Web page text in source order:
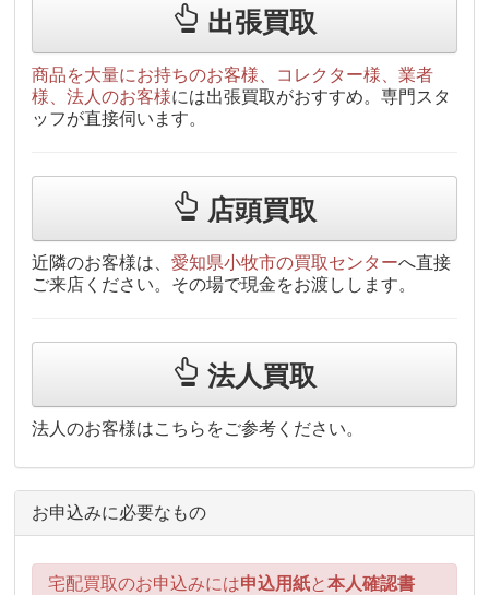
出張買取
商品を大量にお持ちのお客様、コレクター様、業者
様、法人のお客様には出張買取がおすすめ。専門スタ
ッフが直接伺います。
店頭買取
近隣のお客様は、愛知県小牧市の買取センターへ直接
ご来店ください。その場で現金をお渡しします。
法人買取
法人のお客様はこちらをご参考ください。
お申込みに必要なもの
宅配買取のお申込みには申込用紙と本人確認書